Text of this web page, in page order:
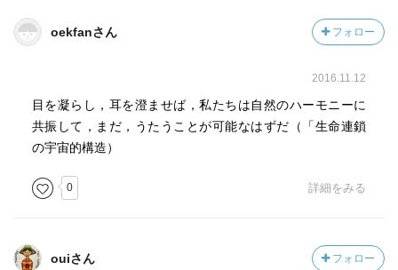
武満氏が「音」自体の魅力とともに、音楽の持つ「歌」と
いうもう一つの側面にも深く共感していたからではないか
武満氏の音楽には、非常に美しいメロディが出てくる。そ
れは、映画音楽だけでなく、「Family Tree」などの演奏会
で取り上げられる作品においても同様である。
武満氏が最初に音楽の素晴らしさに触れたのが、「Parlez-
タ作品120の第2楽章の旋律であったということからも、氏
oekfanさん フォロー
2016.11.12
目を凝らし，耳を澄ませば，私たちは自然のハーモニーに
共振して，まだ，うたうことが可能なはずだ（「生命連鎖
の宇宙的構造）
0 詳細をみる
ouiさん フォロー